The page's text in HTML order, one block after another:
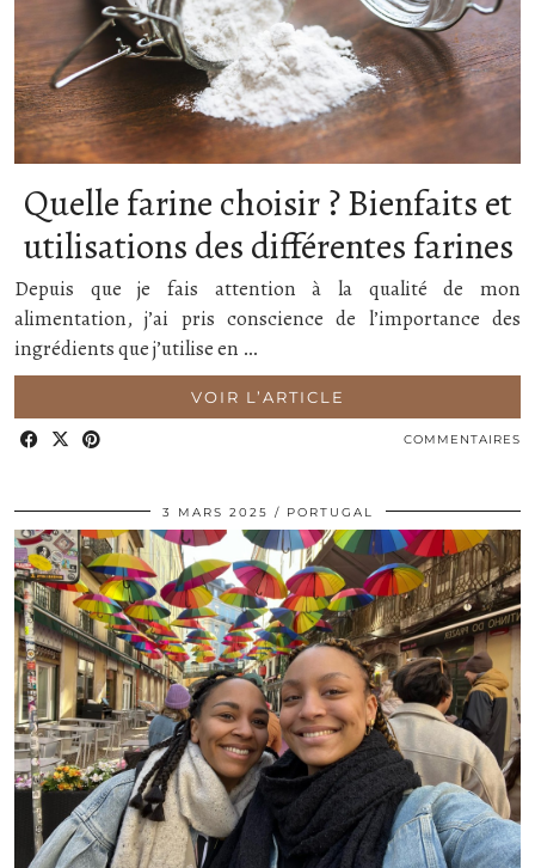
Quelle farine choisir ? Bienfaits et
utilisations des différentes farines
Depuis que je fais attention à la qualité de mon
alimentation, j’ai pris conscience de l’importance des
ingrédients que j’utilise en …
VOIR L’ARTICLE
COMMENTAIRES
3 MARS 2025 PORTUGAL